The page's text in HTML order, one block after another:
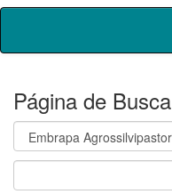
Skip
Página de Busca